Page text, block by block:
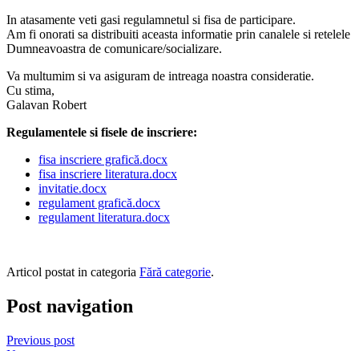
In atasamente veti gasi regulamnetul si fisa de participare.
Am fi onorati sa distribuiti aceasta informatie prin canalele si retelele
Dumneavoastra de comunicare/socializare.
Va multumim si va asiguram de intreaga noastra consideratie.
Cu stima,
Galavan Robert
Regulamentele si fisele de inscriere:
fisa inscriere grafică.docx
fisa inscriere literatura.docx
invitatie.docx
regulament grafică.docx
regulament literatura.docx
Articol postat in categoria Fără categorie.
Post navigation
Previous post